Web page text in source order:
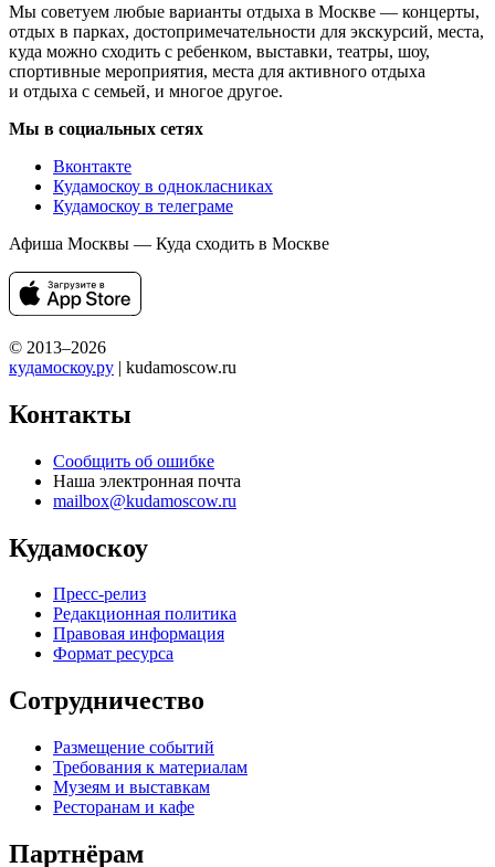
Мы советуем любые варианты отдыха в Москве — концерты,
отдых в парках, достопримечательности для экскурсий, места,
куда можно сходить с ребенком, выставки, театры, шоу,
спортивные мероприятия, места для активного отдыха
и отдыха с семьей, и многое другое.
Мы в социальных сетях
Вконтакте
Кудамоскоу в однокласниках
Кудамоскоу в телеграме
Афиша Москвы — Куда сходить в Москве
© 2013–2026
кудамоскоу.ру | kudamoscow.ru
Контакты
Сообщить об ошибке
Наша электронная почта
mailbox@kudamoscow.ru
Кудамоскоу
Пресс-релиз
Редакционная политика
Правовая информация
Формат ресурса
Сотрудничество
Размещение событий
Требования к материалам
Музеям и выставкам
Ресторанам и кафе
Партнёрам